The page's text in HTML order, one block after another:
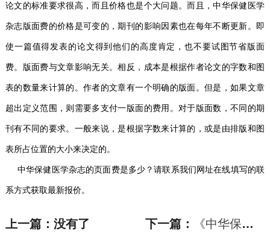
论文的标准要求很高，而且价格也是个大问题。而且，中华保健医学
杂志版面费的价格是可变的，期刊的影响因素也在每年不断更新。即
使一篇值得发表的论文得到他们的高度肯定，也不要试图节省版面
费。版面费与文章影响无关。相反，成本是根据作者论文的字数和图
表的数量来计算的。作者的文章有一个明确的版面。但是，如果文章
超出定义范围，则需要多支付一版面的费用。对于版面数，不同的期
刊有不同的要求。一般来说，是根据字数来计算的，或是由排版和图
表所占位置的大小来决定的。
中华保健医学杂志的页面费是多少？请联系我们网址在线填写的联
系方式获取最新报价。
上一篇：没有了 下一篇： 《中华保健医学杂志》投稿方式